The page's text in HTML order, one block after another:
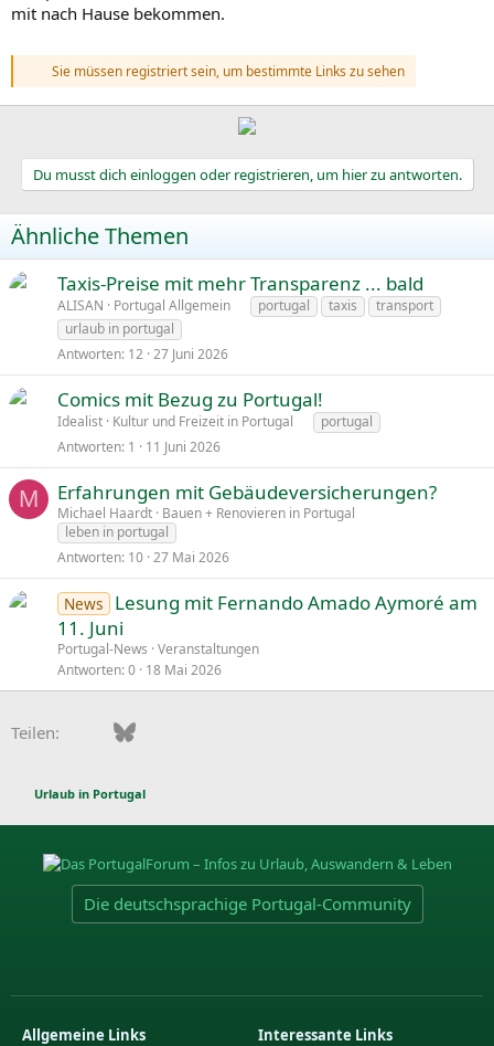
mit nach Hause bekommen.
Sie müssen registriert sein, um bestimmte Links zu sehen
Du musst dich einloggen oder registrieren, um hier zu antworten.
Ähnliche Themen
Taxis-Preise mit mehr Transparenz ... bald
ALISAN Portugal Allgemein portugal taxis
transport
urlaub in portugal
Antworten 12 27 Juni 2026
Comics mit Bezug zu Portugal!
Idealist Kultur und Freizeit in Portugal
portugal
Antworten 1 11 Juni 2026
M Erfahrungen mit Gebäudeversicherungen?
Michael Haardt Bauen + Renovieren in Portugal
leben in portugal
Antworten 10 27 Mai 2026
News
Lesung mit Fernando Amado Aymoré am
11. Juni
Portugal-News Veranstaltungen
Antworten 0 18 Mai 2026
Teilen: FacebookBluesky
Urlaub in Portugal
Die deutschsprachige Portugal-Community
Allgemeine Links
Interessante Links